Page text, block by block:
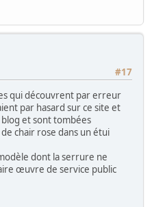
#17
qui découvrent par erreur
par hasard sur ce site et
et sont tombées
chair rose dans un étui
dont la serrure ne
œuvre de service public